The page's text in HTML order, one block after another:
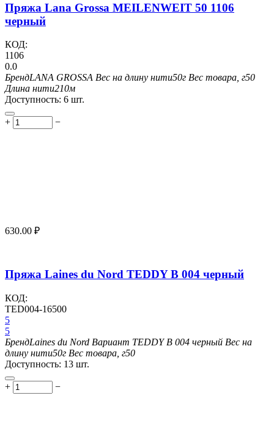
Пряжа Lana Grossa MEILENWEIT 50 1106
черный
КОД:
1106
0.0
БрендLANA GROSSA Вес на длину нити50г Вес товара, г50
Длина нити210м
Доступность: 6 шт.
+ −
630.00 ₽
Пряжа Laines du Nord TEDDY B 004 черный
КОД:
TED004-16500
5
5
БрендLaines du Nord Вариант TEDDY B 004 черный Вес на
длину нити50г Вес товара, г50
Доступность: 13 шт.
+ −